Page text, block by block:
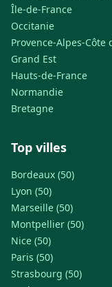
Île-de-France
Occitanie
Provence-Alpes-Côte
Grand Est
Hauts-de-France
Normandie
Bretagne
Top villes
Bordeaux (50)
Lyon (50)
Marseille (50)
Montpellier (50)
Nice (50)
Paris (50)
Strasbourg (50)